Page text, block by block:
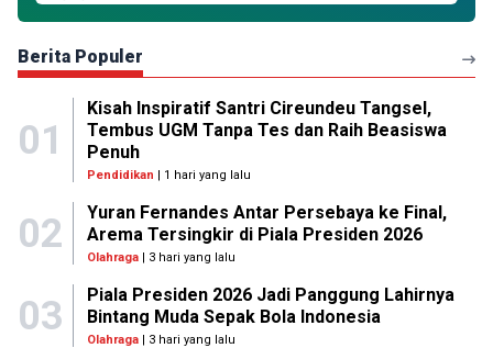
Berita Populer
01
Kisah Inspiratif Santri Cireundeu Tangsel,
Tembus UGM Tanpa Tes dan Raih Beasiswa
Penuh
Pendidikan | 1 hari yang lalu
02
Yuran Fernandes Antar Persebaya ke Final,
Arema Tersingkir di Piala Presiden 2026
Olahraga| 3 hari yang lalu
03
Piala Presiden 2026 Jadi Panggung Lahirnya
Bintang Muda Sepak Bola Indonesia
Olahraga| 3 hari yang lalu